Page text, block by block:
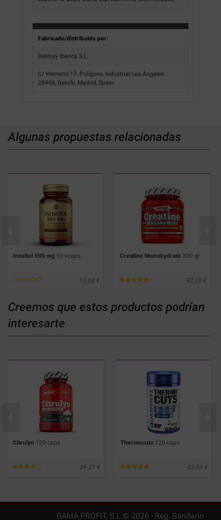
Fabricado/distribuido por:
Delmay Iberica S.L.
C/ Herreros 17, Polígono Industrial Los Ángeles
28906, Getafe, Madrid, Spain
Algunas propuestas relacionadas
Inositol 500 mg 50 vcaps.
13.52
Creatine Monohydrate 300 gr
32.20
Creemos que estos productos podrían
interesarte
Citrulyn 120 caps.
29.27
Thermocuts 120 caps.
22.50
GAMA PROFIT, S.L © 2026 - Reg. Sanitario